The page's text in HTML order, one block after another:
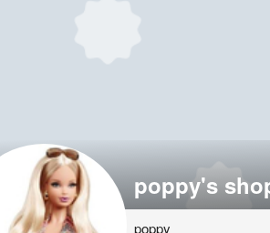
poppy's
poppy